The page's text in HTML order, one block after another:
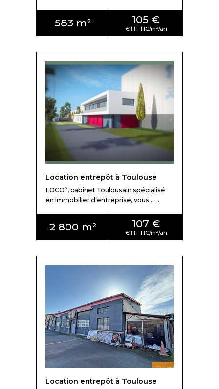
583 m² 105 €
Location entrepôt à Toulouse
LOCO², cabinet Toulousain spécialisé
en immobilier d'entreprise, vous ... ...
2 800 m² 107 €
Location entrepôt à Toulouse